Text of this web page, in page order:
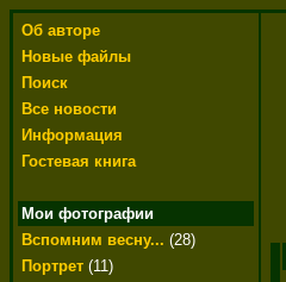
Об авторе
Новые файлы
Поиск
Все новости
Информация
Гостевая книга
Мои фотографии
Вспомним весну... (28)
Портрет (11)